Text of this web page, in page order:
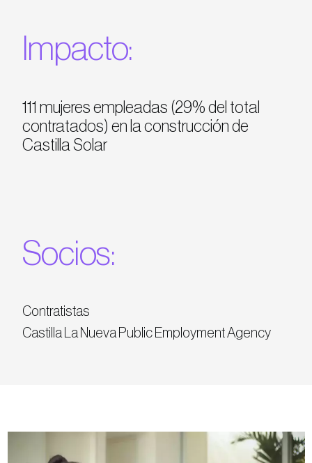
Impacto:
111 mujeres empleadas (29% del total
contratados) en la construcción de
Castilla Solar
Socios:
Contratistas
Castilla La Nueva Public Employment Agency